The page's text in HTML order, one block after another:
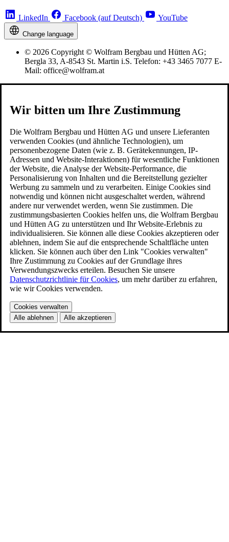
LinkedIn Facebook (auf Deutsch) YouTube
Change language
© 2026 Copyright © Wolfram Bergbau und Hütten AG;
Bergla 33, A-8543 St. Martin i.S. Telefon: +43 3465 7077 E-
Mail: office@wolfram.at
Wir bitten um Ihre Zustimmung
Die Wolfram Bergbau und Hütten AG und unsere Lieferanten
verwenden Cookies (und ähnliche Technologien), um
personenbezogene Daten (wie z. B. Gerätekennungen, IP-
Adressen und Website-Interaktionen) für wesentliche Funktionen
der Website, die Analyse der Website-Performance, die
Personalisierung von Inhalten und die Bereitstellung gezielter
Werbung zu sammeln und zu verarbeiten. Einige Cookies sind
notwendig und können nicht ausgeschaltet werden, während
andere nur verwendet werden, wenn Sie zustimmen. Die
zustimmungsbasierten Cookies helfen uns, die Wolfram Bergbau
und Hütten AG zu unterstützen und Ihr Website-Erlebnis zu
individualisieren. Sie können alle diese Cookies akzeptieren oder
ablehnen, indem Sie auf die entsprechende Schaltfläche unten
klicken. Sie können auch über den Link "Cookies verwalten"
Ihre Zustimmung zu Cookies auf der Grundlage ihres
Verwendungszwecks erteilen. Besuchen Sie unsere
Datenschutzrichtlinie für Cookies, um mehr darüber zu erfahren,
wie wir Cookies verwenden.
Cookies verwalten
Alle ablehnen
Alle akzeptieren